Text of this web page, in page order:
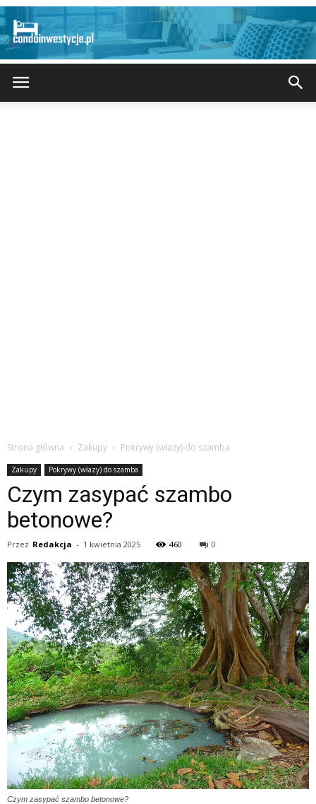
Strona główna Zakupy Pokrywy (włazy) do szamba
Zakupy Pokrywy (włazy) do szamba
Czym zasypać szambo
betonowe?
Przez Redakcja - 1 kwietnia 2025 460 0
Czym zasypać szambo betonowe?